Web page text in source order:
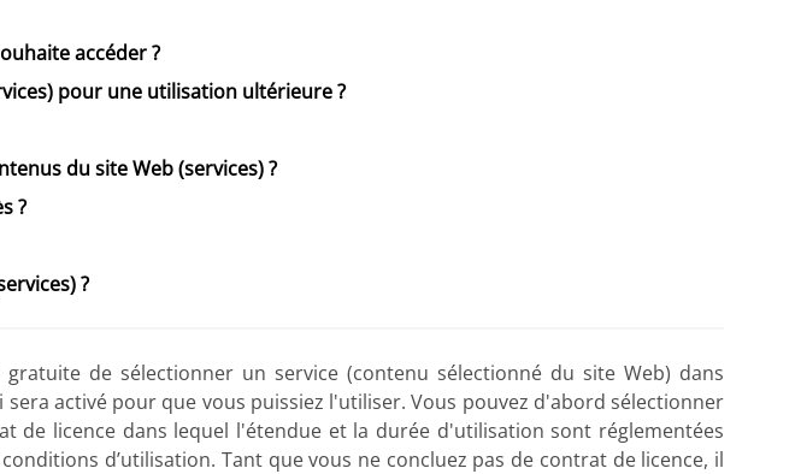
accéder ?
pour une utilisation ultérieure ?
du site Web (services) ?
?
?
de sélectionner un service (contenu sélectionné du site Web) dans
activé pour que vous puissiez l'utiliser. Vous pouvez d'abord sélectionner
licence dans lequel l'étendue et la durée d'utilisation sont réglementées
d’utilisation. Tant que vous ne concluez pas de contrat de licence, il